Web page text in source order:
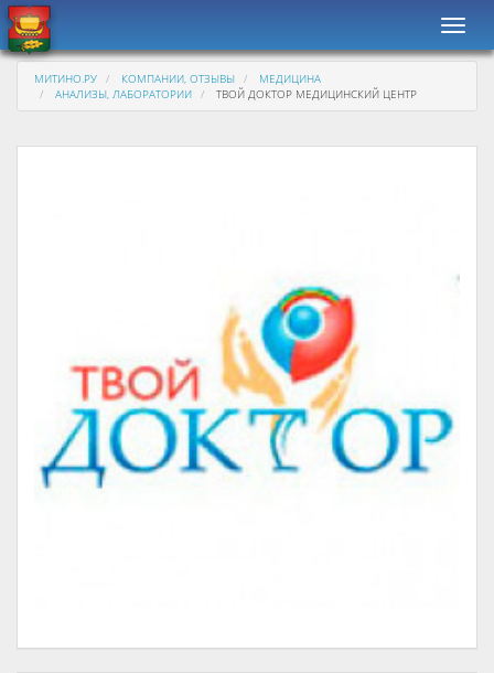
МИТИНО.РУ КОМПАНИИ, ОТЗЫВЫ
МЕДИЦИНА
АНАЛИЗЫ, ЛАБОРАТОРИИ
ТВОЙ ДОКТОР МЕДИЦИНСКИЙ ЦЕНТР